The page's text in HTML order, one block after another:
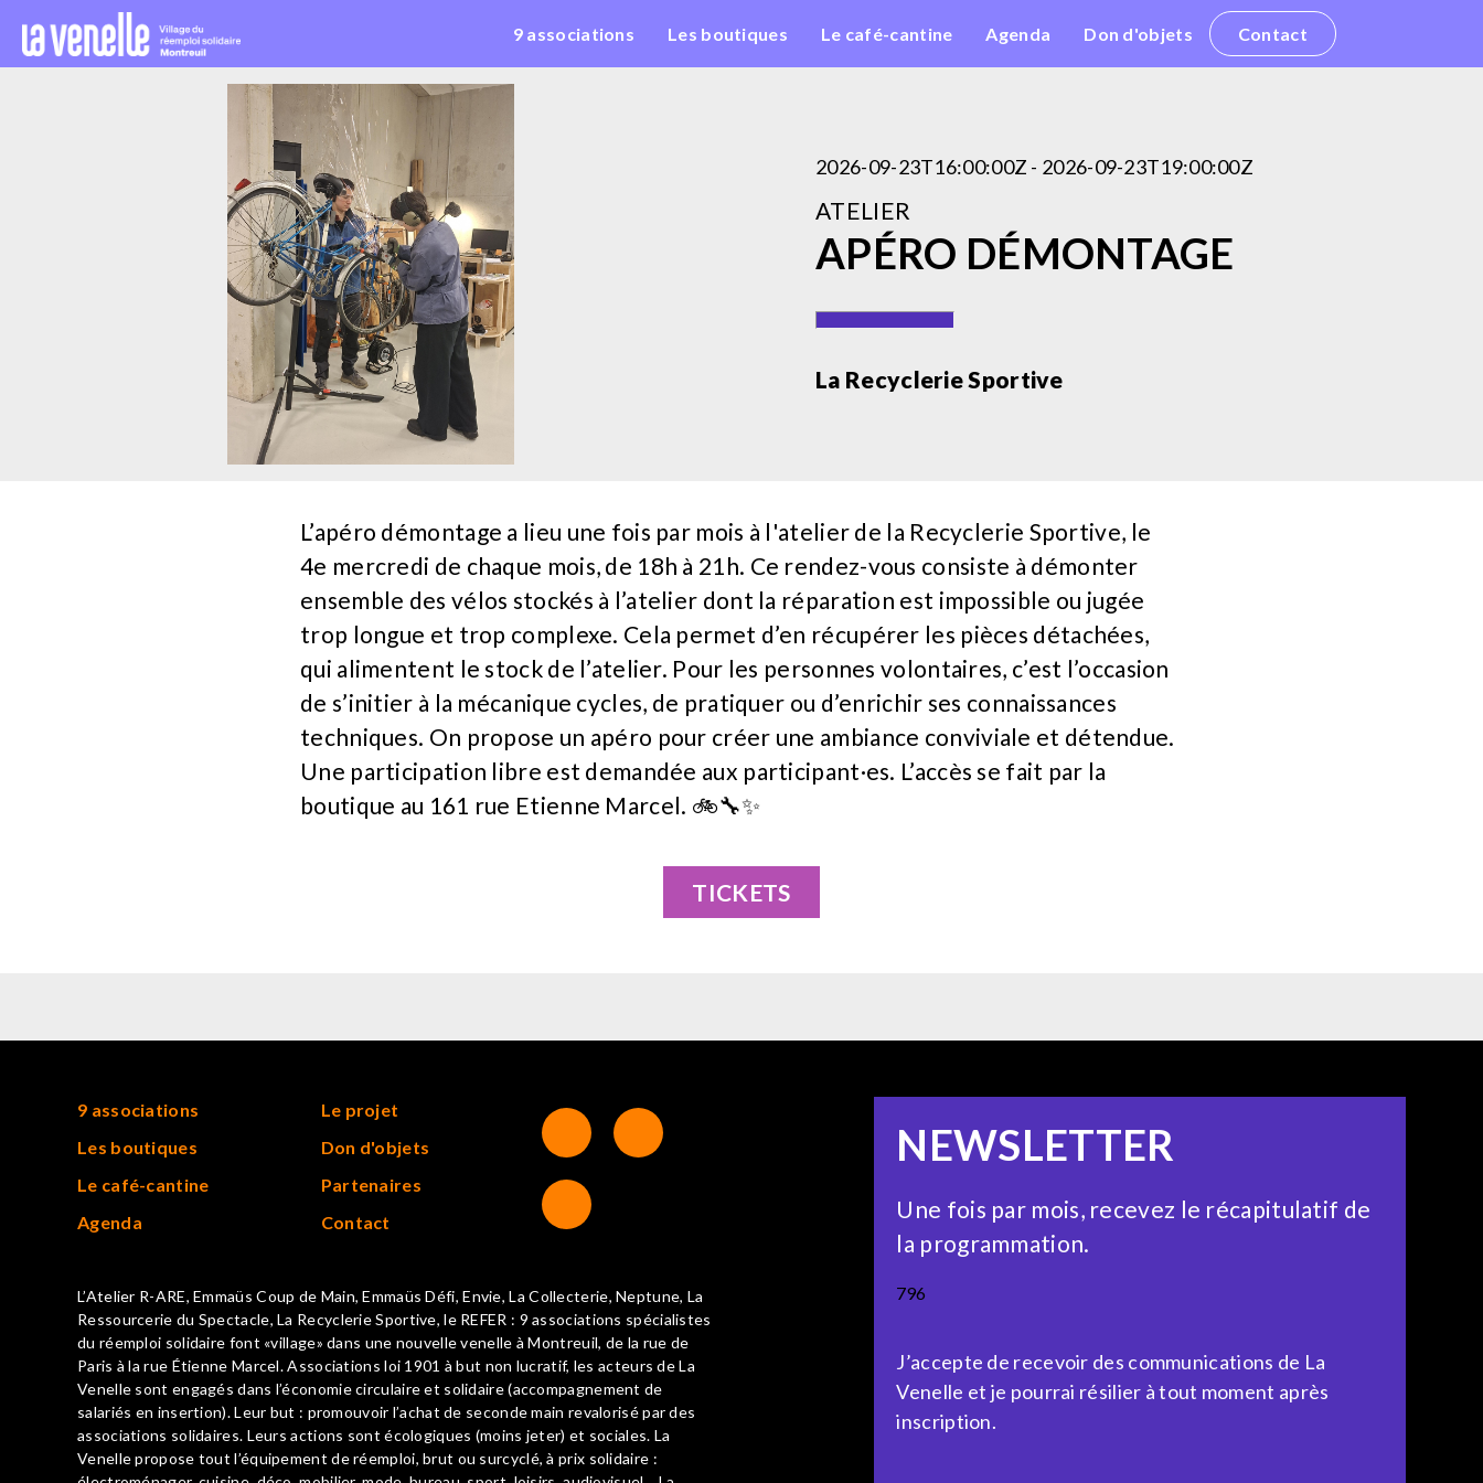
9 associations Les boutiques Le café-cantine Agenda Don d'objets Contact
2026-09-23T16:00:00Z - 2026-09-23T19:00:00Z
ATELIER
APÉRO DÉMONTAGE
La Recyclerie Sportive
L’apéro démontage a lieu une fois par mois à l'atelier de la Recyclerie Sportive, le
4e mercredi de chaque mois, de 18h à 21h. Ce rendez-vous consiste à démonter
ensemble des vélos stockés à l’atelier dont la réparation est impossible ou jugée
trop longue et trop complexe. Cela permet d’en récupérer les pièces détachées,
qui alimentent le stock de l’atelier. Pour les personnes volontaires, c’est l’occasion
de s’initier à la mécanique cycles, de pratiquer ou d’enrichir ses connaissances
techniques. On propose un apéro pour créer une ambiance conviviale et détendue.
Une participation libre est demandée aux participant·es. L’accès se fait par la
boutique au 161 rue Etienne Marcel. 🚲🔧✨
TICKETS
9 associations
Les boutiques
Le café-cantine
Agenda
Le projet
Don d'objets
Partenaires
Contact
L’Atelier R-ARE, Emmaüs Coup de Main, Emmaüs Défi, Envie, La Collecterie, Neptune, La
Ressourcerie du Spectacle, La Recyclerie Sportive, le REFER : 9 associations spécialistes
du réemploi solidaire font «village» dans une nouvelle venelle à Montreuil, de la rue de
Paris à la rue Étienne Marcel. Associations loi 1901 à but non lucratif, les acteurs de La
Venelle sont engagés dans l’économie circulaire et solidaire (accompagnement de
salariés en insertion). Leur but : promouvoir l’achat de seconde main revalorisé par des
associations solidaires. Leurs actions sont écologiques (moins jeter) et sociales. La
Venelle propose tout l’équipement de réemploi, brut ou surcyclé, à prix solidaire :
NEWSLETTER
Une fois par mois, recevez le récapitulatif de
la programmation.
796
J’accepte de recevoir des communications de La
Venelle et je pourrai résilier à tout moment après
inscription.